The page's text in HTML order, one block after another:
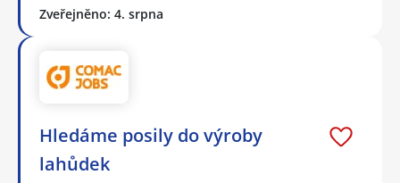
Zveřejněno: 4. srpna
Hledáme posily do výroby
lahůdek